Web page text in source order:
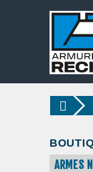
ARMES